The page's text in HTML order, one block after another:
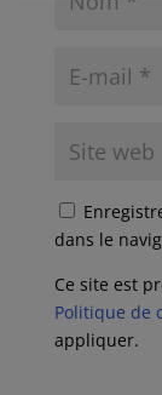
dans le
Ce site est
Politique de
appliquer.